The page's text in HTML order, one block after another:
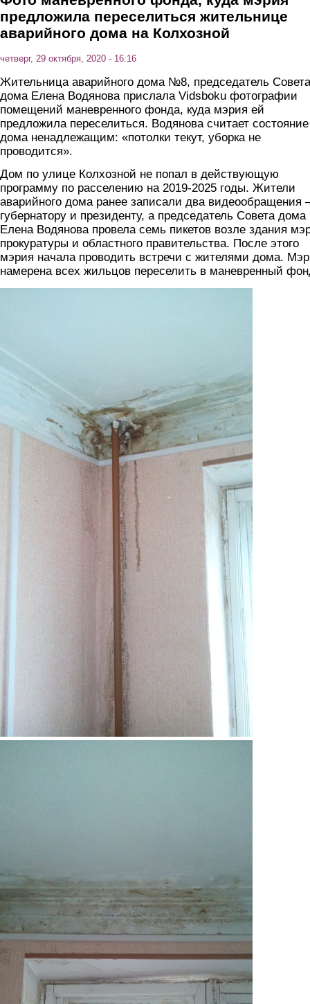
предложила переселиться жительнице
аварийного дома на Колхозной
четверг, 29 октября, 2020 - 16:16
Жительница аварийного дома №8, председатель Совета
дома Елена Водянова прислала Vidsboku фотографии
помещений маневренного фонда, куда мэрия ей
предложила переселиться. Водянова считает состояние
дома ненадлежащим: «потолки текут, уборка не
проводится».
Дом по улице Колхозной не попал в действующую
программу по расселению на 2019-2025 годы. Жители
аварийного дома ранее записали два видеообращения
губернатору и президенту, а председатель Совета дома
Елена Водянова провела семь пикетов возле здания
прокуратуры и областного правительства. После этого
мэрия начала проводить встречи с жителями дома.
намерена всех жильцов переселить в маневренный